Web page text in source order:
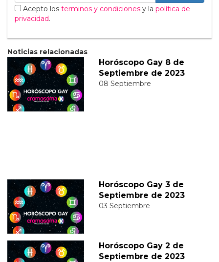
Acepto los terminos y condiciones y la política de
privacidad.
Noticias relacionadas
Horóscopo Gay 8 de
Septiembre de 2023
08 Septiembre
Horóscopo Gay 3 de
Septiembre de 2023
03 Septiembre
Horóscopo Gay 2 de
Septiembre de 2023